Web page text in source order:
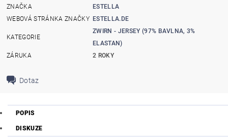
ZNAČKA
ESTELLA
WEBOVÁ STRÁNKA ZNAČKY ESTELLA.DE
KATEGORIE
ZWIRN - JERSEY (97% BAVLNA, 3%
ELASTAN)
ZÁRUKA
2 ROKY
Dotaz
POPIS
DISKUZE